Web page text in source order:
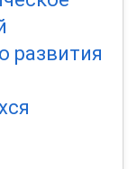
развития